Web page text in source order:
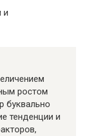
и
ростом
буквально
тенденции и